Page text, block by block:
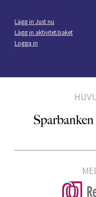
Lägg in Just nu
Lägg in aktivitet/paket
Logga in